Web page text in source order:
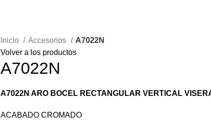
Inicio Accesorios
A7022N
Volver a los productos
A7022N
A7022N ARO BOCEL RECTANGULAR VERTICAL
ACABADO CROMADO